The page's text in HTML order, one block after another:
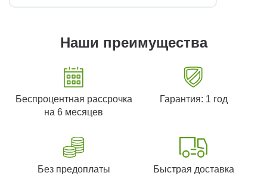
Наши преимущества
Беспроцентная рассрочка
на 6 месяцев
Гарантия: 1 год
Без предоплаты Быстрая доставка